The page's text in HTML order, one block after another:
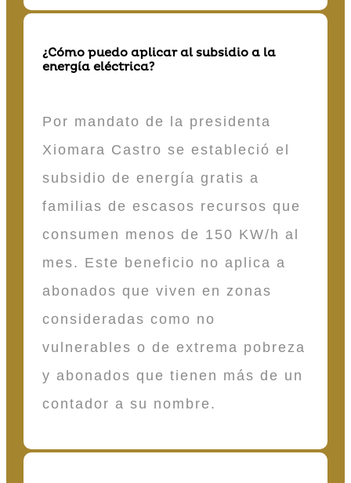
¿Cómo puedo aplicar al subsidio a la
energía eléctrica?
Por mandato de la presidenta
Xiomara Castro se estableció el
subsidio de energía gratis a
familias de escasos recursos que
consumen menos de 150 KW/h al
mes. Este beneficio no aplica a
abonados que viven en zonas
consideradas como no
vulnerables o de extrema pobreza
y abonados que tienen más de un
contador a su nombre.